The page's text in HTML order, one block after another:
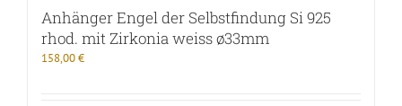
Anhänger Engel der Selbstfindung Si 925
rhod. mit Zirkonia weiss ø33mm
158,00€